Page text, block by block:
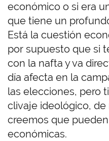
económico o si era
que tiene un
Está la cuestión
por supuesto que si
con la nafta y va
día afecta en la
las elecciones, pero
clivaje ideológico,
creemos que
económicas.